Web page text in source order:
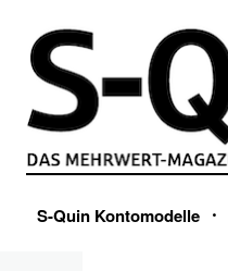
S-Quin Kontomodelle